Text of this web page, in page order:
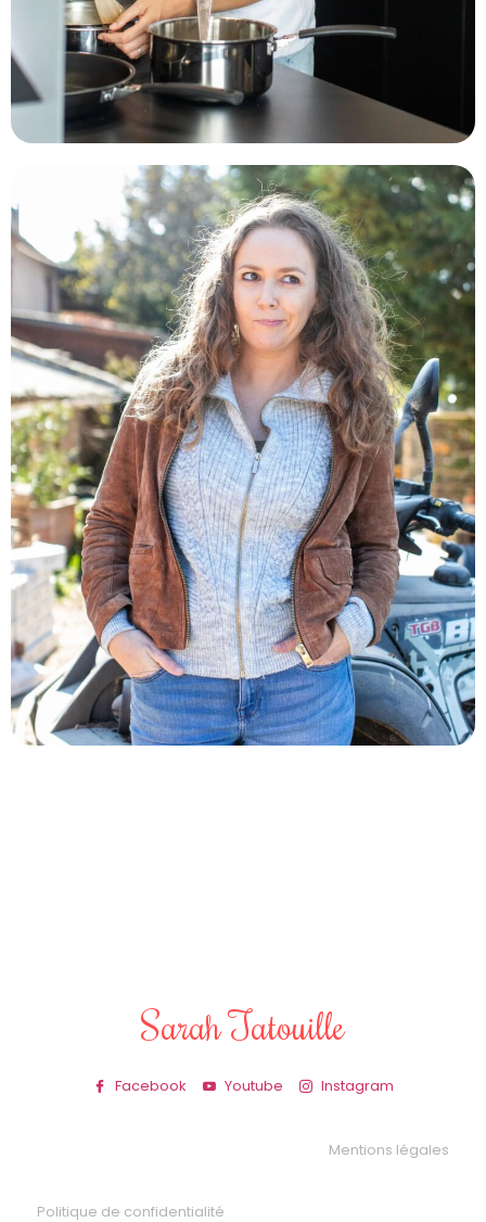
Sarah Tatouille
Facebook Youtube Instagram
Mentions légales
Politique de confidentialité